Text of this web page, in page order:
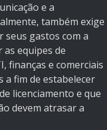
e a
também exige
gastos com a
equipes de
finanças e comerciais
a fim de estabelecer
licenciamento e que
devem atrasar a